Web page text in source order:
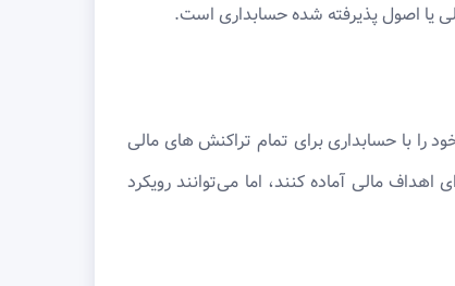
یا اصول پذیرفته شده حسابداری است.
را با حسابداری برای تمام تراکنش های مالی
مالی آماده کنند، اما می‌توانند رویکرد